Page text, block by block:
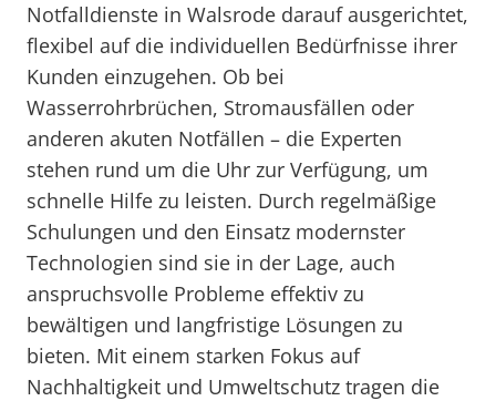
Notfalldienste in Walsrode darauf ausgerichtet,
flexibel auf die individuellen Bedürfnisse ihrer
Kunden einzugehen. Ob bei
Wasserrohrbrüchen, Stromausfällen oder
anderen akuten Notfällen – die Experten
stehen rund um die Uhr zur Verfügung, um
schnelle Hilfe zu leisten. Durch regelmäßige
Schulungen und den Einsatz modernster
Technologien sind sie in der Lage, auch
anspruchsvolle Probleme effektiv zu
bewältigen und langfristige Lösungen zu
bieten. Mit einem starken Fokus auf
Nachhaltigkeit und Umweltschutz tragen die